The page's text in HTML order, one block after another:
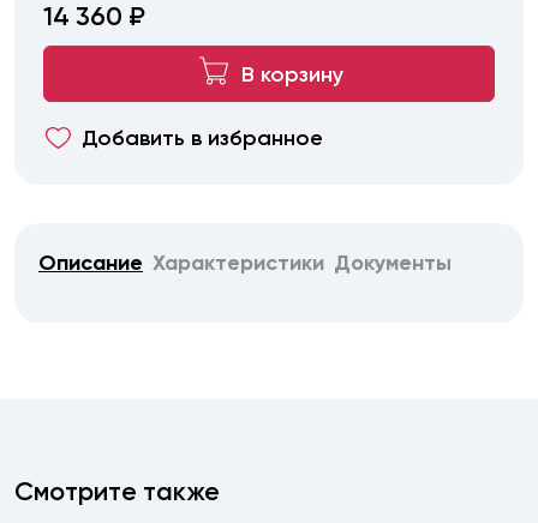
14 360 ₽
В корзину
Добавить в избранное
Описание Характеристики Документы
Смотрите также